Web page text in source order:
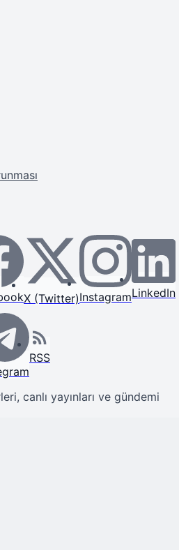
X (Twitter)InstagramLinkedIn
RSS
canlı yayınları ve gündemi